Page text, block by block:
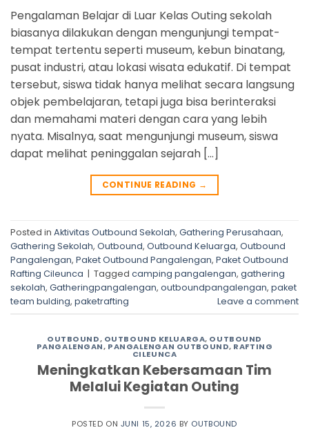
Pengalaman Belajar di Luar Kelas Outing sekolah
biasanya dilakukan dengan mengunjungi tempat-
tempat tertentu seperti museum, kebun binatang,
pusat industri, atau lokasi wisata edukatif. Di tempat
tersebut, siswa tidak hanya melihat secara langsung
objek pembelajaran, tetapi juga bisa berinteraksi
dan memahami materi dengan cara yang lebih
nyata. Misalnya, saat mengunjungi museum, siswa
dapat melihat peninggalan sejarah […]
CONTINUE READING →
Posted in Aktivitas Outbound Sekolah, Gathering Perusahaan,
Gathering Sekolah, Outbound, Outbound Keluarga, Outbound
Pangalengan, Paket Outbound Pangalengan, Paket Outbound
Rafting Cileunca | Tagged camping pangalengan, gathering
sekolah, Gatheringpangalengan, outboundpangalengan, paket
team bulding, paketrafting Leave a comment
OUTBOUND, OUTBOUND KELUARGA, OUTBOUND
PANGALENGAN, PANGALENGAN OUTBOUND, RAFTING
CILEUNCA
Meningkatkan Kebersamaan Tim
Melalui Kegiatan Outing
POSTED ON JUNI 15, 2026 BY OUTBOUND